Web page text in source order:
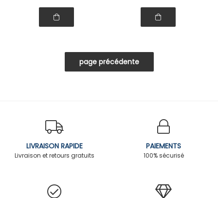
LIVRAISON RAPIDE
Livraison et retours gratuits
PAIEMENTS
100% sécurisé